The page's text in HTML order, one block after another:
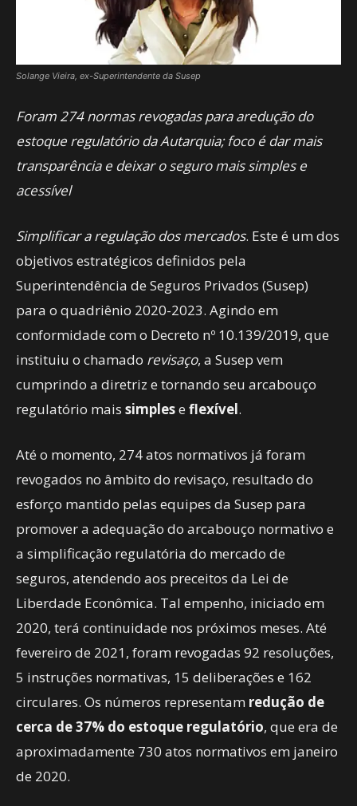
Solange Vieira, ex-Superintendente da Susep
Foram 274 normas revogadas para aredução do
estoque regulatório da Autarquia; foco é dar mais
transparência e deixar o seguro mais simples e
acessível
Simplificar a regulação dos mercados. Este é um dos
objetivos estratégicos definidos pela
Superintendência de Seguros Privados (Susep)
para o quadriênio 2020-2023. Agindo em
conformidade com o Decreto nº 10.139/2019, que
instituiu o chamado revisaço, a Susep vem
cumprindo a diretriz e tornando seu arcabouço
regulatório mais simplese flexível.
Até o momento, 274 atos normativos já foram
revogados no âmbito do revisaço, resultado do
esforço mantido pelas equipes da Susep para
promover a adequação do arcabouço normativo e
a simplificação regulatória do mercado de
seguros, atendendo aos preceitos da Lei de
Liberdade Econômica. Tal empenho, iniciado em
2020, terá continuidade nos próximos meses. Até
fevereiro de 2021, foram revogadas 92 resoluções,
5 instruções normativas, 15 deliberações e 162
circulares. Os números representam redução de
cerca de 37% do estoque regulatório, que era de
aproximadamente 730 atos normativos em janeiro
de 2020.